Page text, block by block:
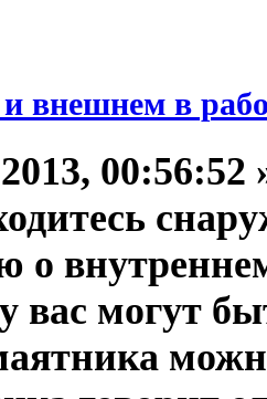
внешнем в
00:56:52
вас могут